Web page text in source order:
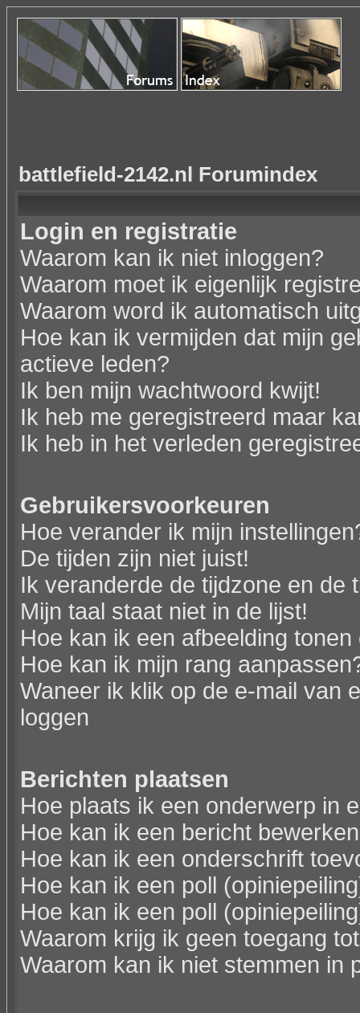
battlefield-2142.nl Forumindex
Login en registratie
Waarom kan ik niet inloggen?
Waarom moet ik eigenlijk
Waarom word ik automatisch
Hoe kan ik vermijden dat mijn
actieve leden?
Ik ben mijn wachtwoord kwijt!
Ik heb me geregistreerd maar
Ik heb in het verleden
Gebruikersvoorkeuren
Hoe verander ik mijn
De tijden zijn niet juist!
Ik veranderde de tijdzone en de
Mijn taal staat niet in de lijst!
Hoe kan ik een afbeelding
Hoe kan ik mijn rang
Waneer ik klik op de e-mail van
loggen
Berichten plaatsen
Hoe plaats ik een onderwerp in
Hoe kan ik een bericht
Hoe kan ik een onderschrift
Hoe kan ik een poll
Hoe kan ik een poll
Waarom krijg ik geen toegang
Waarom kan ik niet stemmen in